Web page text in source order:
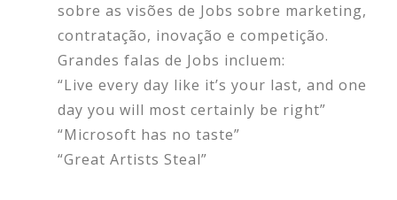
sobre as visões de Jobs sobre marketing,
contratação, inovação e competição.
Grandes falas de Jobs incluem:
“Live every day like it’s your last, and one
day you will most certainly be right”
“Microsoft has no taste”
“Great Artists Steal”